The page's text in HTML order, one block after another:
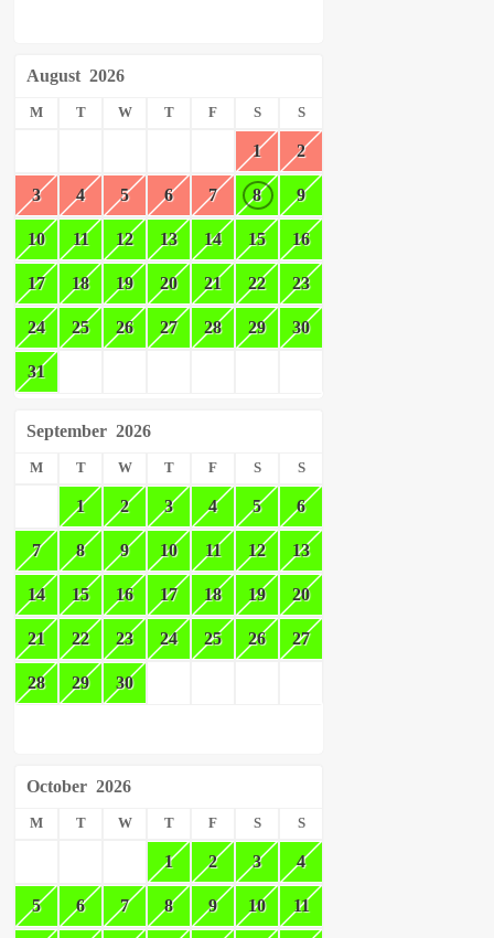
August 2026
M T W T F S S
1 2
3 4 5 6 7 8 9
10 11 12 13 14 15 16
17 18 19 20 21 22 23
24 25 26 27 28 29 30
31
September 2026
M T W T F S S
1 2 3 4 5 6
7 8 9 10 11 12 13
14 15 16 17 18 19 20
21 22 23 24 25 26 27
28 29 30
October 2026
M T W T F S S
1 2 3 4
5 6 7 8 9 10 11